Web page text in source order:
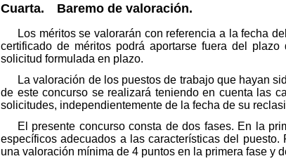
Cuarta. Baremo de valoración.
Los méritos se valorarán con referencia a la fecha
certificado de méritos podrá aportarse fuera del
solicitud formulada en plazo.
La valoración de los puestos de trabajo que hayan
de este concurso se realizará teniendo en cuenta las
solicitudes, independientemente de la fecha de su
El presente concurso consta de dos fases. En la
específicos adecuados a las características del
una valoración mínima de 4 puntos en la primera fase y